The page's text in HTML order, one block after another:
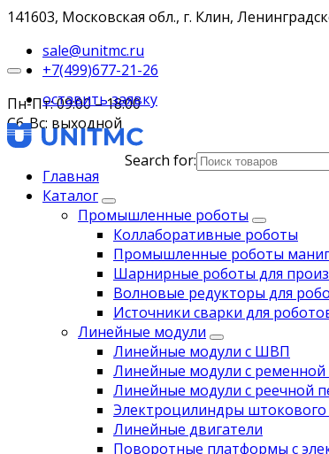
141603, Московская обл., г. Клин,
sale@unitmc.ru
+7(499)677-21-26
Пн-Пт: 09:00 – 18:00
Сб-Вс: выходной
Search for:
оставить заявку
Главная
Каталог
Промышленные роботы
Коллаборативные роботы
Промышленные роботы
Шарнирные роботы для
Волновые редукторы для
Источники сварки для
Линейные модули
Линейные модули с ШВП
Линейные модули с ременной
Линейные модули с реечной
Электроцилиндры штокового
Линейные двигатели
Поворотные платформы с